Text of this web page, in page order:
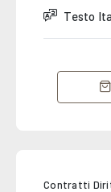
Testo
Contratti